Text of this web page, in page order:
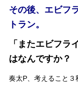
その後、エビフ
トラン。
「またエビフラ
はなんですか？
奏太P、考えること３